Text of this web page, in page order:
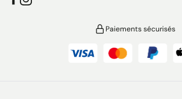
Paiements sécurisés